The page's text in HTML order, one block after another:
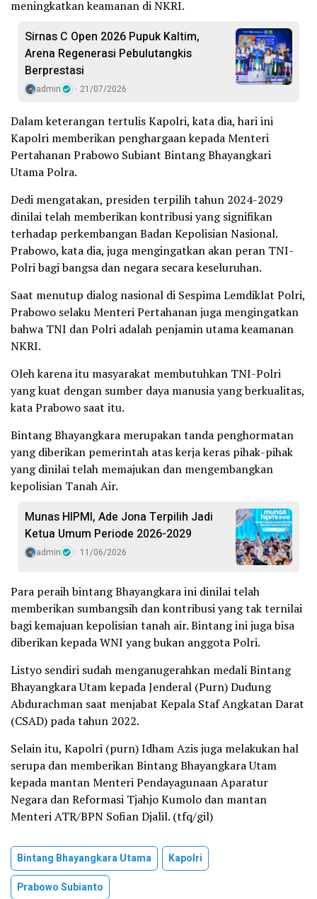
meningkatkan keamanan di NKRI.
Sirnas C Open 2026 Pupuk Kaltim,
Arena Regenerasi Pebulutangkis
Berprestasi
admin 21/07/2026
Dalam keterangan tertulis Kapolri, kata dia, hari ini
Kapolri memberikan penghargaan kepada Menteri
Pertahanan Prabowo Subiant Bintang Bhayangkari
Utama Polra.
Dedi mengatakan, presiden terpilih tahun 2024-2029
dinilai telah memberikan kontribusi yang signifikan
terhadap perkembangan Badan Kepolisian Nasional.
Prabowo, kata dia, juga mengingatkan akan peran TNI-
Polri bagi bangsa dan negara secara keseluruhan.
Saat menutup dialog nasional di Sespima Lemdiklat Polri,
Prabowo selaku Menteri Pertahanan juga mengingatkan
bahwa TNI dan Polri adalah penjamin utama keamanan
NKRI.
Oleh karena itu masyarakat membutuhkan TNI-Polri
yang kuat dengan sumber daya manusia yang berkualitas,
kata Prabowo saat itu.
Bintang Bhayangkara merupakan tanda penghormatan
yang diberikan pemerintah atas kerja keras pihak-pihak
yang dinilai telah memajukan dan mengembangkan
kepolisian Tanah Air.
Munas HIPMI, Ade Jona Terpilih Jadi
Ketua Umum Periode 2026-2029
admin 11/06/2026
Para peraih bintang Bhayangkara ini dinilai telah
memberikan sumbangsih dan kontribusi yang tak ternilai
bagi kemajuan kepolisian tanah air. Bintang ini juga bisa
diberikan kepada WNI yang bukan anggota Polri.
Listyo sendiri sudah menganugerahkan medali Bintang
Bhayangkara Utam kepada Jenderal (Purn) Dudung
Abdurachman saat menjabat Kepala Staf Angkatan Darat
(CSAD) pada tahun 2022.
Selain itu, Kapolri (purn) Idham Azis juga melakukan hal
serupa dan memberikan Bintang Bhayangkara Utam
kepada mantan Menteri Pendayagunaan Aparatur
Negara dan Reformasi Tjahjo Kumolo dan mantan
Menteri ATR/BPN Sofian Djalil. (tfq/gil)
Bintang Bhayangkara Utama
Kapolri
Prabowo Subianto